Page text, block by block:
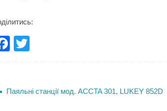
F
e
er
Паяльні станції мод. ACCTA 301, LUKEY 852D